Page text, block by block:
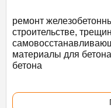
ремонт
строительстве,
материалы для
бетона